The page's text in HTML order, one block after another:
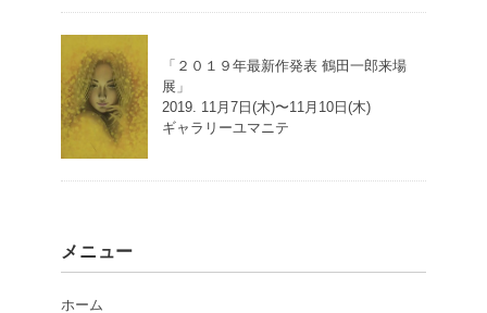
「２０１９年最新作発表 鶴田一郎来場
展」
2019. 11月7日(木)〜11月10日(木)
ギャラリーユマニテ
メニュー
ホーム